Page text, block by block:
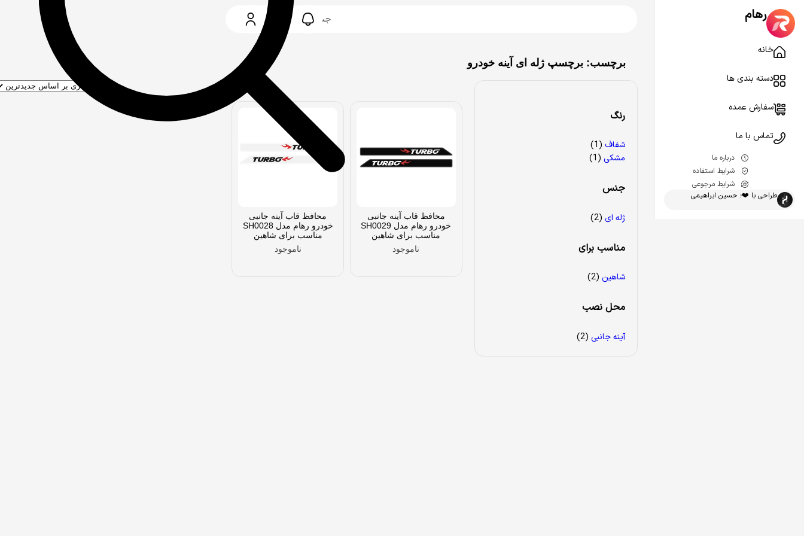
رهام
خانه
دسته بندی ها
سفارش عمده
تماس با ما
درباره ما
شرایط استفاده
شرایط مرجوعی
طراحی با ❤️؛ حسین ابراهیمی
برچسب: برچسپ ژله ای آینه خودرو
رنگ
شفاف (1)
مشکی (1)
جنس
ژله ای (2)
مناسب برای
شاهین (2)
محل نصب
آینه جانبی (2)
محافظ قاب آینه جانبی
خودرو رهام مدل SH0029
مناسب برای شاهین
ناموجود
محافظ قاب آینه جانبی
خودرو رهام مدل SH0028
مناسب برای شاهین
ناموجود